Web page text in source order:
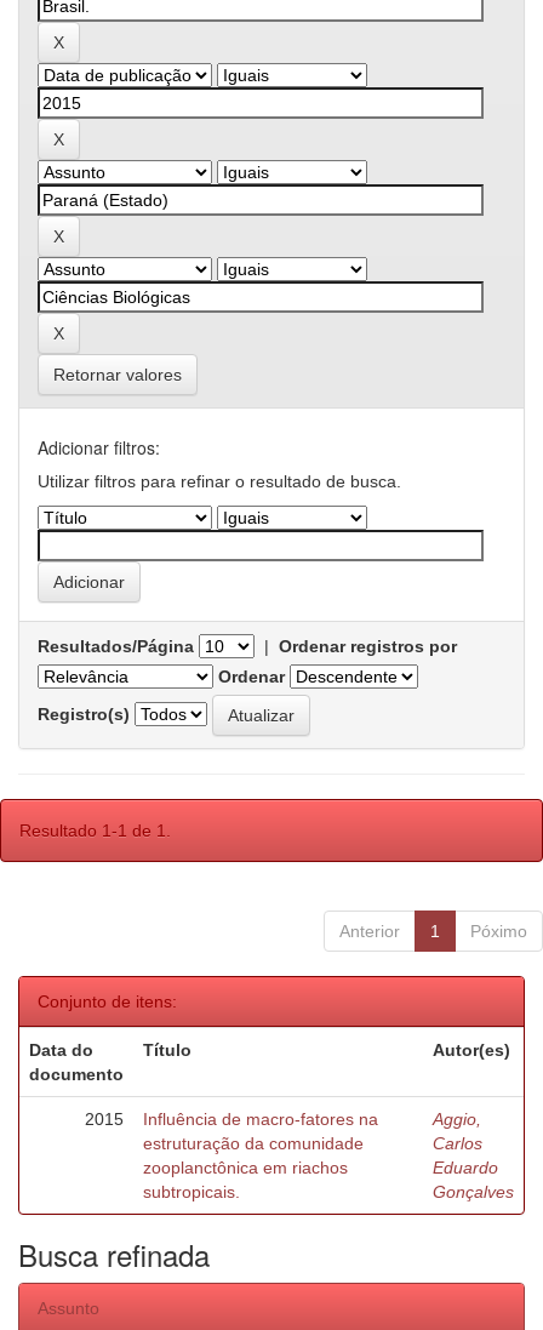
Retornar valores
Adicionar filtros:
Utilizar filtros para refinar o resultado de busca.
Resultados/Página | Ordenar registros por
Ordenar
Registro(s)
Resultado 1-1 de 1.
Anterior 1 Póximo
Conjunto de itens:
Data do
documento
Título Autor(es)
2015
Influência de macro-fatores na
estruturação da comunidade
zooplanctônica em riachos
subtropicais.
Aggio,
Carlos
Eduardo
Gonçalves
Busca refinada
Assunto